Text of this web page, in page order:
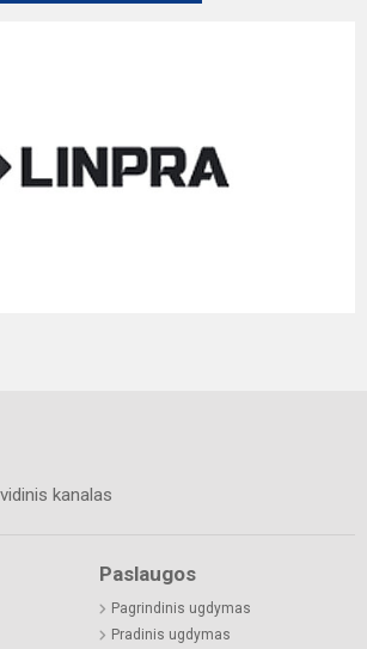
kanalas
Paslaugos
Pagrindinis ugdymas
Pradinis ugdymas